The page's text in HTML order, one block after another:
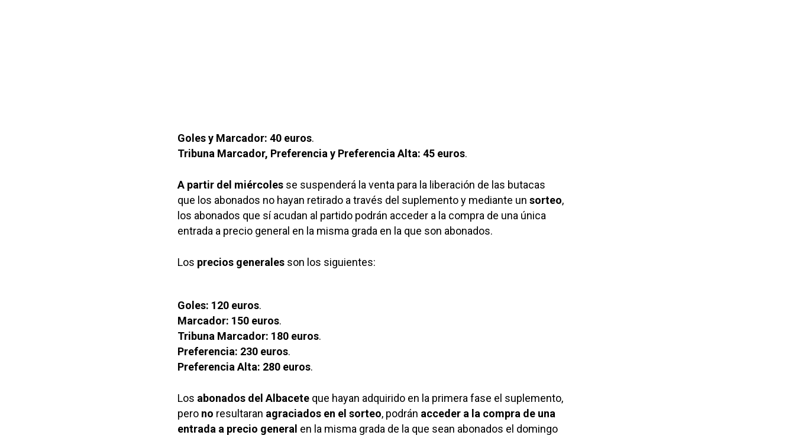
Goles y Marcador: 40 euros.
Tribuna Marcador, Preferencia y Preferencia Alta: 45 euros.
A partir del miércoles se suspenderá la venta para la liberación de las butacas
que los abonados no hayan retirado a través del suplemento y mediante un sorteo,
los abonados que sí acudan al partido podrán acceder a la compra de una única
entrada a precio general en la misma grada en la que son abonados.
Los precios generales son los siguientes:
Goles: 120 euros.
Marcador: 150 euros.
Tribuna Marcador: 180 euros.
Preferencia: 230 euros.
Preferencia Alta: 280 euros.
Los abonados del Albacete que hayan adquirido en la primera fase el suplemento,
pero no resultaran agraciados en el sorteo, podrán acceder a la compra de una
entrada a precio general en la misma grada de la que sean abonados el domingo